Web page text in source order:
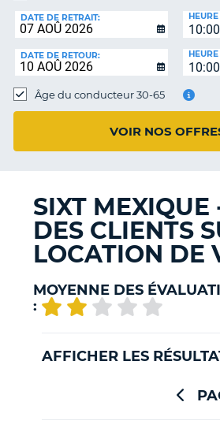
DE
RESTITUTION:
DATE DE RETRAIT:
10:00
DATE DE RETOUR:
10:00
Âge du conducteur 30-65
VOIR NOS
SIXT MEXIQUE
DES CLIENTS
LOCATION DE
MOYENNE DES
:
AFFICHER LES